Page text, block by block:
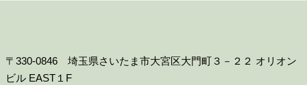
〒330-0846 埼玉県さいたま市大宮区大門町３－２２ オリオン
ビル EAST１F